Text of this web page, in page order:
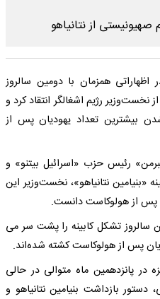
همزمان با دومین سالروز
رژیم اشغالگر انتقاد کرد و
بیشترین تعداد یهودیان پس از
رئیس حزب «اسرائیل بیتنو» و
«بنیامین نتانیاهو»، نخست‌وزیر این
پس از هولوکاست دانست.
سالروز تشکل کابینه را پشت سر می
پس از هولوکاست کشته شده‌اند.
در پانزدهمین ماه متوالی در حالی
دستور بازداشت بنیامین نتانیاهو و